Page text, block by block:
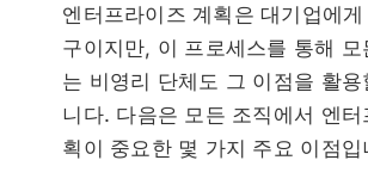
엔터프라이즈 계획은 대기업에
구이지만, 이 프로세스를 통해 모
는 비영리 단체도 그 이점을 활용
니다. 다음은 모든 조직에서 엔터
획이 중요한 몇 가지 주요 이점입